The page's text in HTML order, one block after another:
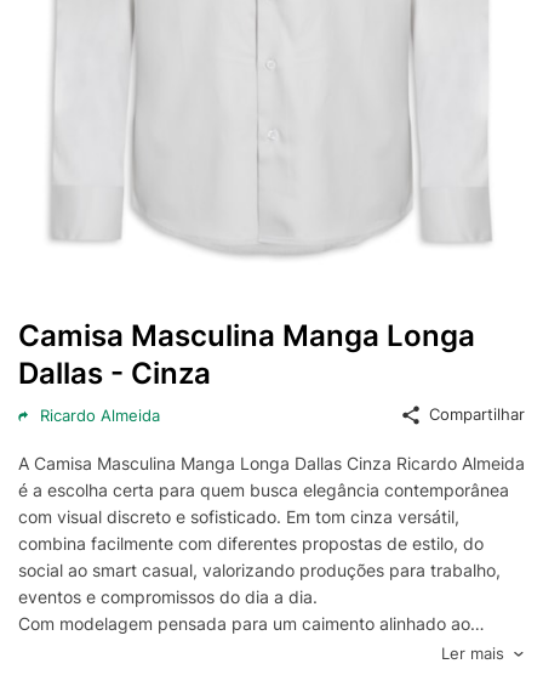
Camisa Masculina Manga Longa
Dallas - Cinza
Ricardo Almeida Compartilhar
A Camisa Masculina Manga Longa Dallas Cinza Ricardo Almeida
é a escolha certa para quem busca elegância contemporânea
com visual discreto e sofisticado. Em tom cinza versátil,
combina facilmente com diferentes propostas de estilo, do
social ao smart casual, valorizando produções para trabalho,
eventos e compromissos do dia a dia.
Com modelagem pensada para um caimento alinhado ao
corpo, essa camisa masculina de manga longa ofereceLer mais